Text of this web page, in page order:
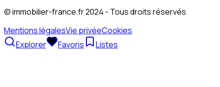
© immobilier-france.fr 2024 - Tous droits réservés
Mentions légalesVie privéeCookies
Explorer
Favoris Listes